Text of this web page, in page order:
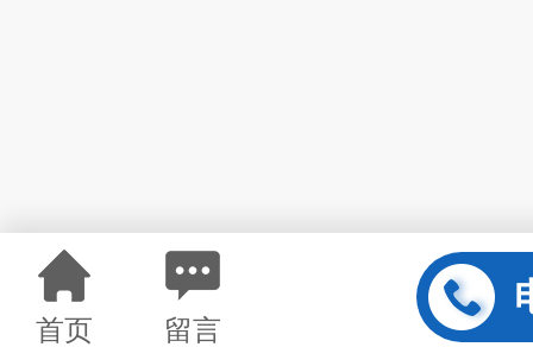
首页 留言